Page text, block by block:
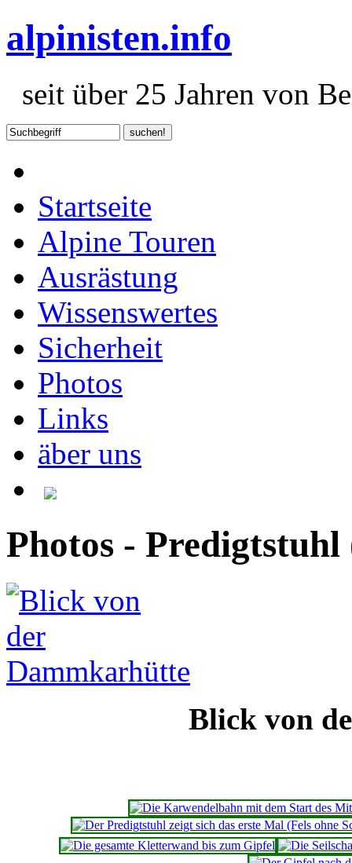
alpinisten.info
seit über 25 Jahren von
Startseite
Alpine Touren
Ausrästung
Wissenswertes
Sicherheit
Photos
Links
äber uns
Photos -
Blick von